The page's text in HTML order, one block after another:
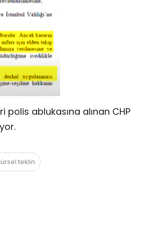
ablukasına alınan CHP
teklin